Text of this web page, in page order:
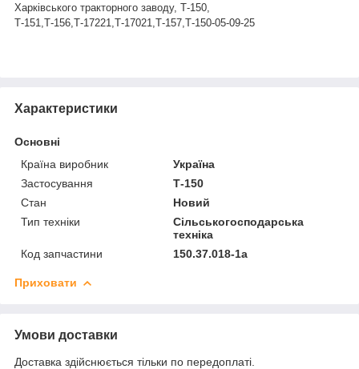
Харківського тракторного заводу, Т-150,
Т-151,Т-156,Т-17221,Т-17021,Т-157,Т-150-05-09-25
Характеристики
Основні
Країна виробник
Україна
Застосування
Т-150
Стан
Новий
Тип техніки
Сільськогосподарська
техніка
Код запчастини
150.37.018-1а
Приховати
Умови доставки
Доставка здійснюється тільки по передоплаті.